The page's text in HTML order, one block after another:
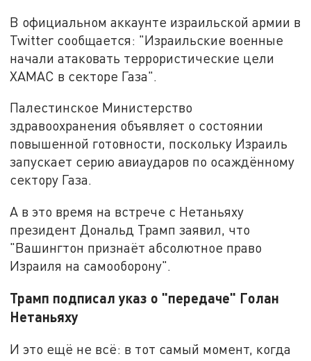
В официальном аккаунте израильской армии в
Twitter сообщается: "Израильские военные
начали атаковать террористические цели
ХАМАС в секторе Газа".
Палестинское Министерство
здравоохранения объявляет о состоянии
повышенной готовности, поскольку Израиль
запускает серию авиаударов по осаждённому
сектору Газа.
А в это время на встрече с Нетаньяху
президент Дональд Трамп заявил, что
"Вашингтон признаёт абсолютное право
Израиля на самооборону".
Трамп подписал указ о "передаче" Голан
Нетаньяху
И это ещё не всё: в тот самый момент, когда